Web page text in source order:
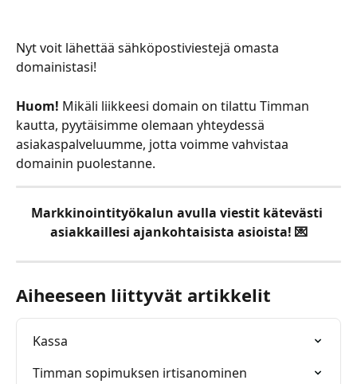
Nyt voit lähettää sähköpostiviestejä omasta
domainistasi!
Huom! Mikäli liikkeesi domain on tilattu Timman
kautta, pyytäisimme olemaan yhteydessä
asiakaspalveluumme, jotta voimme vahvistaa
domainin puolestanne.
Markkinointityökalun avulla viestit kätevästi
asiakkaillesi ajankohtaisista asioista! 💌
Aiheeseen liittyvät artikkelit
Kassa
Timman sopimuksen irtisanominen